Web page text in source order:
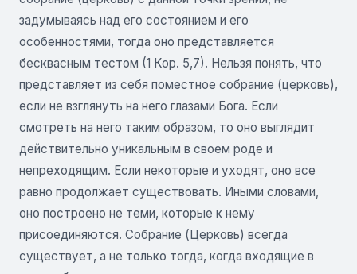
задумываясь над его состоянием и его
особенностями, тогда оно представляется
бесквасным тестом (1 Кор. 5,7). Нельзя понять, что
представляет из себя поместное собрание (церковь),
если не взглянуть на него глазами Бога. Если
смотреть на него таким образом, то оно выглядит
действительно уникальным в своем роде и
непреходящим. Если некоторые и уходят, оно все
равно продолжает существовать. Иными словами,
оно построено не теми, которые к нему
присоединяются. Собрание (Церковь) всегда
существует, а не только тогда, когда входящие в